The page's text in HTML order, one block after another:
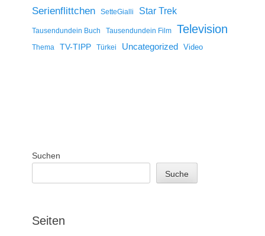
Serienflittchen SetteGialli Star Trek
Tausendundein Buch Tausendundein Film Television
Thema TV-TIPP Türkei Uncategorized Video
Suchen
Suche
Seiten